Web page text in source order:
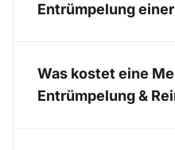
Entrümpelung
Was kostet eine
Entrümpelung &